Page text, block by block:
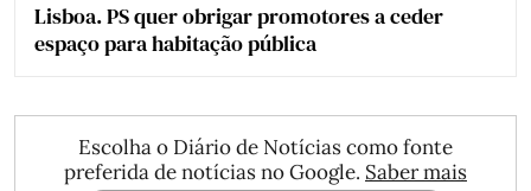
Lisboa. PS quer obrigar promotores a ceder
espaço para habitação pública
Escolha o Diário de Notícias como fonte
preferida de notícias no Google. Saber mais